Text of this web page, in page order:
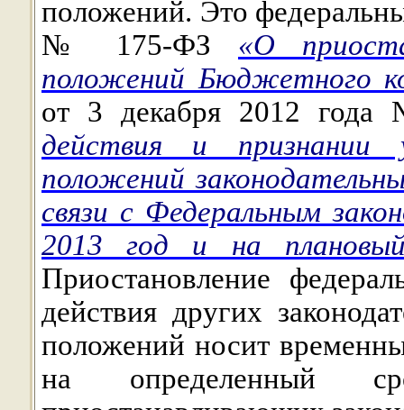
положений. Это
№ 175-ФЗ «О
положений Бюджетного
от 3 декабря 2012
действия и признании
положений
связи с Федеральным
2013 год и на
Приостановление
действия других
положений носит
на определенный